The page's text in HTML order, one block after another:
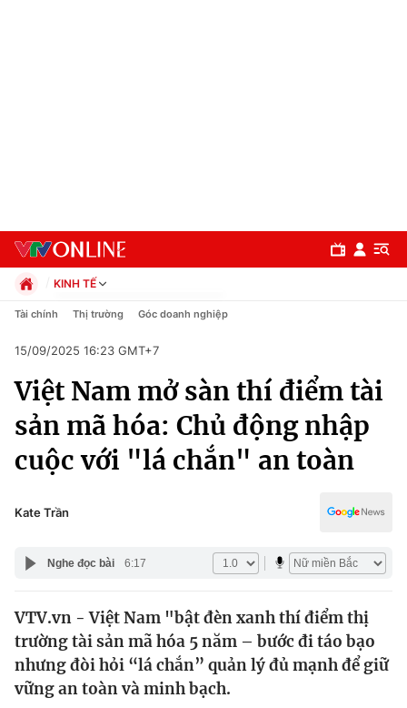
Chuyên mục
Chính trị
Xã hội
Pháp luật
Y tế
Thế giới
Tin tức
Thế giới đó đây
Kinh tế
KINH TẾ
Chính trị
Pháp luật
Kinh tế
Thể thao
Truyền hình
Văn hóa - Giải trí
Tài chính Thị trường Góc doanh nghiệp
15/09/2025 16:23 GMT+7
Việt Nam mở sàn thí điểm tài
sản mã hóa: Chủ động nhập
cuộc với "lá chắn" an toàn
Kate Trần
Nghe đọc bài 6:17
VTV.vn - Việt Nam "bật đèn xanh thí điểm thị
trường tài sản mã hóa 5 năm – bước đi táo bạo
nhưng đòi hỏi “lá chắn” quản lý đủ mạnh để giữ
vững an toàn và minh bạch.